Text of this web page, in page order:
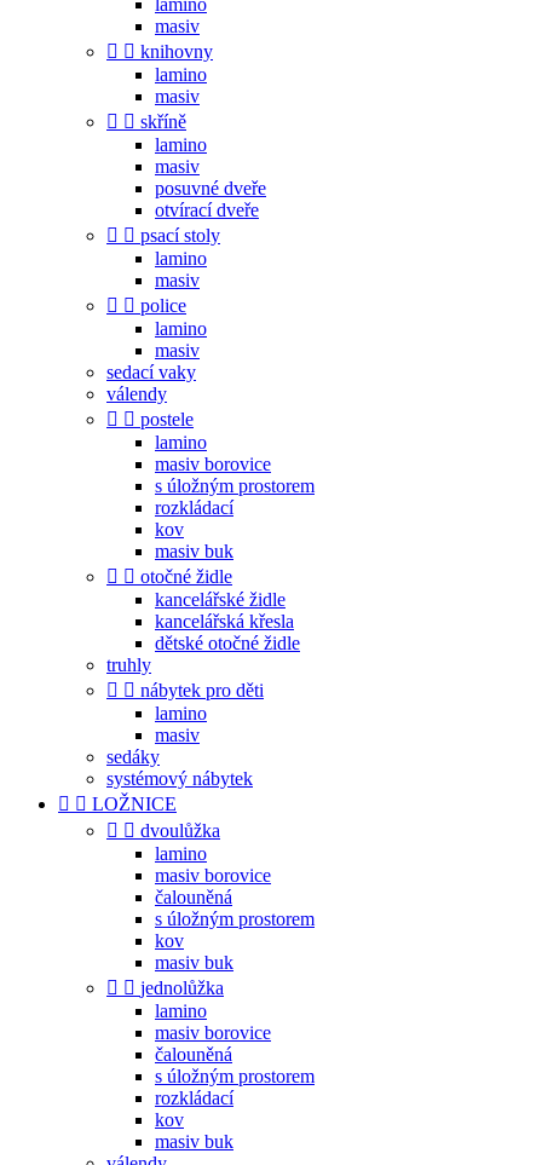
lamino
masiv
  knihovny
lamino
masiv
  skříně
lamino
masiv
posuvné dveře
otvírací dveře
  psací stoly
lamino
masiv
  police
lamino
masiv
sedací vaky
válendy
  postele
lamino
masiv borovice
s úložným prostorem
rozkládací
kov
masiv buk
  otočné židle
kancelářské židle
kancelářská křesla
dětské otočné židle
truhly
  nábytek pro děti
lamino
masiv
sedáky
systémový nábytek
  LOŽNICE
  dvoulůžka
lamino
masiv borovice
čalouněná
s úložným prostorem
kov
masiv buk
  jednolůžka
lamino
masiv borovice
čalouněná
s úložným prostorem
rozkládací
kov
masiv buk